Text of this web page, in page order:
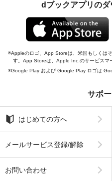
dブックアプリの
Appleのロゴ、App Storeは、米国もしくは
す。App Storeは、Apple Inc.のサービスマ
Google Play および Google Play ロゴは
サポ
はじめての方へ
メールサービス登録/解除
お問い合わせ